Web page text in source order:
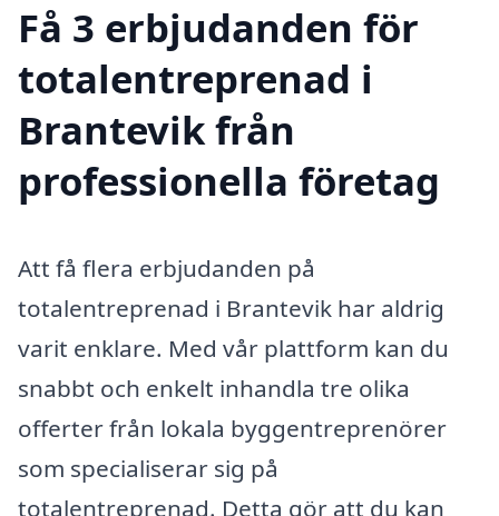
Få 3 erbjudanden för
totalentreprenad i
Brantevik från
professionella företag
Att få flera erbjudanden på
totalentreprenad i Brantevik har aldrig
varit enklare. Med vår plattform kan du
snabbt och enkelt inhandla tre olika
offerter från lokala byggentreprenörer
som specialiserar sig på
totalentreprenad. Detta gör att du kan